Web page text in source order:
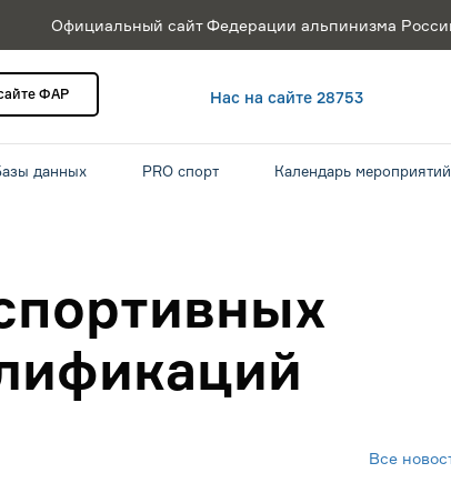
Официальный сайт Федерации альпинизма
ФАР Нас на сайте 28753
данных PRO спорт Календарь мероприятий
Все